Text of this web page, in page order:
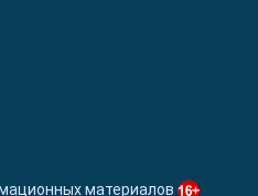
материалов